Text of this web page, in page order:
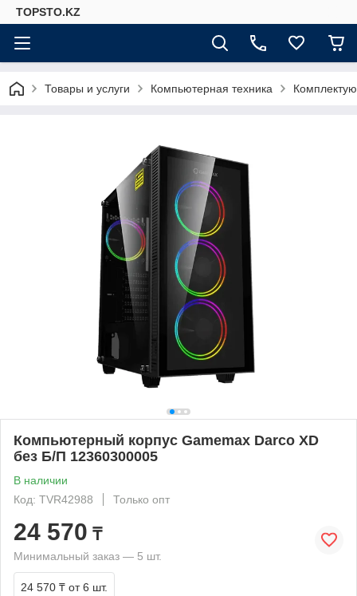
TOPSTO.KZ
Товары и услуги Компьютерная техника
Компьютерный корпус Gamemax Darco XD
без Б/П 12360300005
В наличии
Код: TVR42988
Только опт
24 570 ₸
Минимальный заказ — 5 шт.
24 570 ₸ от 6 шт.